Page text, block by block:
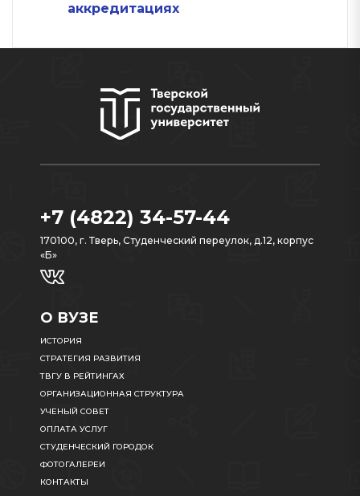
аккредитациях
+7 (4822) 34-57-44
170100, г. Тверь, Студенческий переулок, д.12, корпус
«Б»
О ВУЗЕ
ИСТОРИЯ
СТРАТЕГИЯ РАЗВИТИЯ
ТВГУ В РЕЙТИНГАХ
ОРГАНИЗАЦИОННАЯ СТРУКТУРА
УЧЕНЫЙ СОВЕТ
ОПЛАТА УСЛУГ
СТУДЕНЧЕСКИЙ ГОРОДОК
ФОТОГАЛЕРЕИ
КОНТАКТЫ